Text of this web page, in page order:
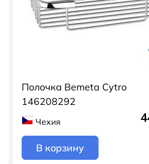
Полочка Bemeta Cytro
146208292
Чехия
В корзину